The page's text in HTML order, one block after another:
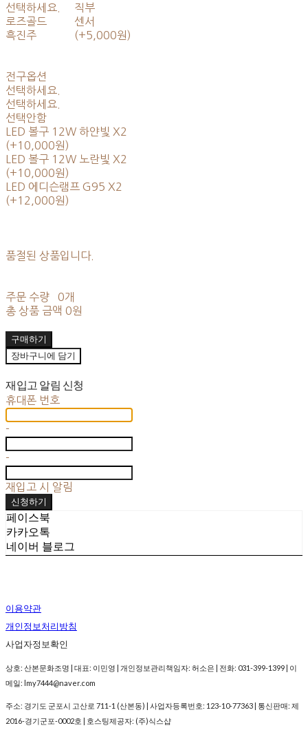
선택하세요.
로즈골드
흑진주
직부
센서
(+5,000원)
전구옵션
선택하세요.
선택하세요.
선택안함
LED 볼구 12W 하얀빛 X2
(+10,000원)
LED 볼구 12W 노란빛 X2
(+10,000원)
LED 에디슨램프 G95 X2
(+12,000원)
품절된 상품입니다.
주문 수량
0개
총 상품 금액 0원
구매하기
장바구니에 담기
재입고 알림 신청
휴대폰 번호
-
-
재입고 시 알림
신청하기
페이스북
카카오톡
네이버 블로그
이용약관
개인정보처리방침
사업자정보확인
상호: 산본문화조명 | 대표: 이민영 | 개인정보관리책임자: 허소은 | 전화: 031-399-1399 | 이
메일: lmy7444@naver.com
주소: 경기도 군포시 고산로 711-1 (산본동) | 사업자등록번호: 123-10-77363 | 통신판매: 제
2016-경기군포-0002호 | 호스팅제공자: (주)식스샵